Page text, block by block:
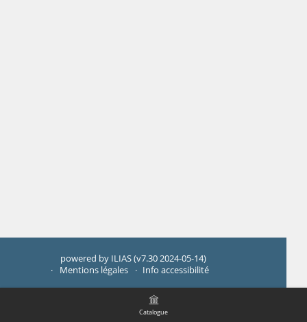
Catalogue
powered by ILIAS (v7.30 2024-05-14)
Mentions légales
Info accessibilité